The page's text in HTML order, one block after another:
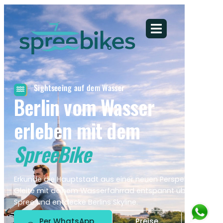
Sightseeing auf dem Wasser
Berlin vom Wasser
erleben mit dem
SpreeBike
Erkunde die Hauptstadt aus einer neuen Perspektive.
Gleite mit deinem Wasserfahrrad entspannt über die
Spree und entdecke Berlins Skyline.